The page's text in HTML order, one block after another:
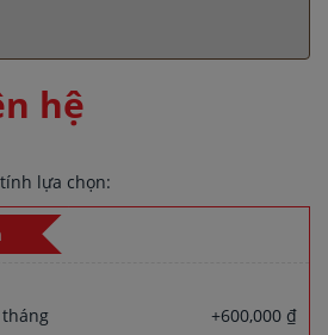
hệ
lựa chọn:
+600,000 ₫